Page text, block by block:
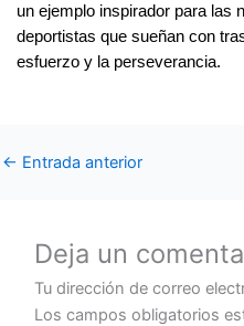
un ejemplo inspirador para las
deportistas que sueñan con
esfuerzo y la perseverancia.
← Entrada anterior
Deja un
Tu dirección de correo
Los campos obligatorios